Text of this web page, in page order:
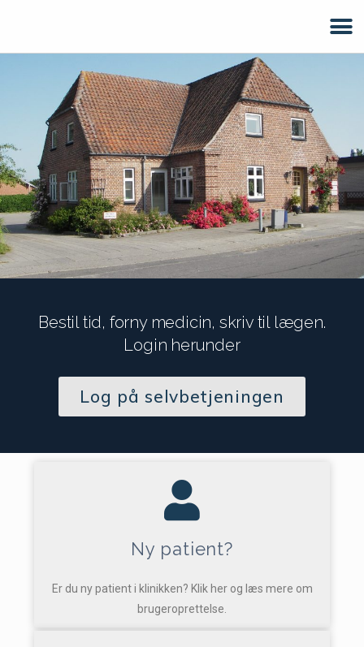
Bestil tid, forny medicin, skriv til lægen.
Login herunder
Log på selvbetjeningen
Ny patient?
Er du ny patient i klinikken? Klik her og læs mere om
brugeroprettelse.